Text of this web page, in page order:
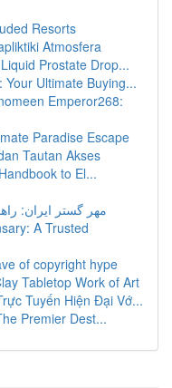
Resorts
Atmosfera
Prostate Drop...
Ultimate Buying...
Emperor268:
Paradise Escape
Tautan Akses
to El...
مهر گستر ایران:
A Trusted
of copyright hype
Tabletop Work of Art
Tuyến Hiện Đại Vớ...
Premier Dest...